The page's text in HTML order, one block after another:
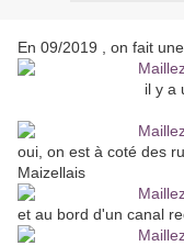
En 09/2019 , on fait
il y a
oui, on est à coté des
Maizellais
et au bord d'un canal